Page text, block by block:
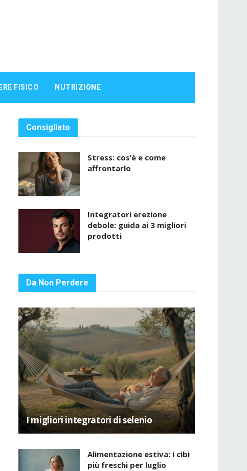
FISICO NUTRIZIONE
Consigliato
Stress: cos’è e come
affrontarlo
Integratori erezione
debole: guida ai 3 migliori
prodotti
Da Non Perdere
I migliori integratori di selenio
Alimentazione estiva: i cibi
più freschi per luglio